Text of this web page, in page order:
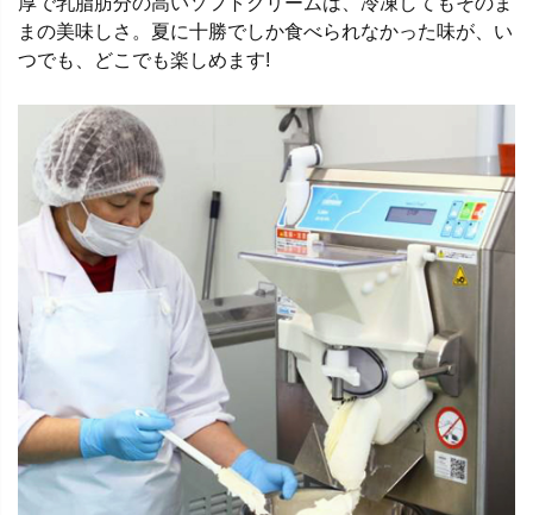
まの美味しさ。夏に十勝でしか食べられなかった味が、い
つでも、どこでも楽しめます!